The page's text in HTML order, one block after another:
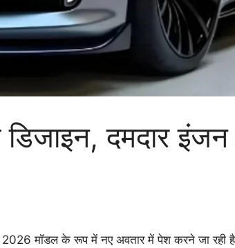
दमदार
मॉडल के रूप में नए अवतार में पेश करने जा रही